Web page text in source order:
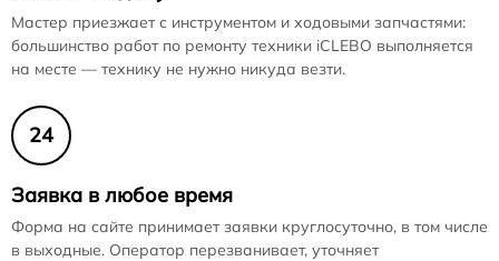
Мастер приезжает с инструментом и ходовыми запчастями:
большинство работ по ремонту техники iCLEBO выполняется
на месте — технику не нужно никуда везти.
24
Заявка в любое время
Форма на сайте принимает заявки круглосуточно, в том числе
в выходные. Оператор перезванивает, уточняет